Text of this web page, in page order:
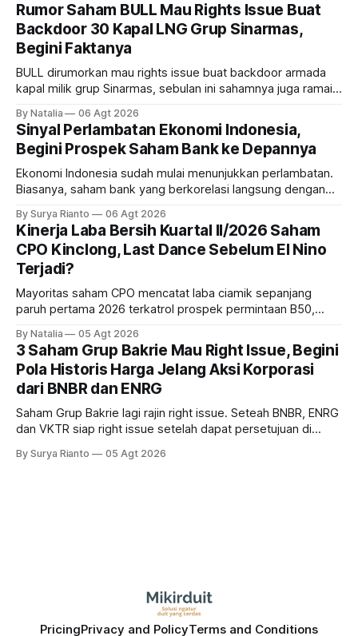
Rumor Saham BULL Mau Rights Issue Buat
Backdoor 30 Kapal LNG Grup Sinarmas,
Begini Faktanya
BULL dirumorkan mau rights issue buat backdoor armada
kapal milik grup Sinarmas, sebulan ini sahamnya juga ramai
masih menarik dilirik?
By Natalia 06 Agt 2026
Sinyal Perlambatan Ekonomi Indonesia,
Begini Prospek Saham Bank ke Depannya
Ekonomi Indonesia sudah mulai menunjukkan perlambatan.
Biasanya, saham bank yang berkorelasi langsung dengan
bank ke depannya?
By Surya Rianto 06 Agt 2026
Kinerja Laba Bersih Kuartal II/2026 Saham
CPO Kinclong, Last Dance Sebelum El Nino
Terjadi?
Mayoritas saham CPO mencatat laba ciamik sepanjang
paruh pertama 2026 terkatrol prospek permintaan B50,
diprediksi semakin terlihat mendekati 2027. Kira-kira gimana
prospeknya? apakah masih menarik dilirik sektor ini?
By Natalia 05 Agt 2026
3 Saham Grup Bakrie Mau Right Issue, Begini
Pola Historis Harga Jelang Aksi Korporasi
dari BNBR dan ENRG
Saham Grup Bakrie lagi rajin right issue. Seteah BNBR, ENRG
dan VKTR siap right issue setelah dapat persetujuan di
pola saham Grup Bakrie jelang right issue
By Surya Rianto 05 Agt 2026
PricingPrivacy and PolicyTerms and Conditions